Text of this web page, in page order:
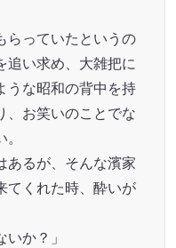
らっていたというの
追い求め、大雑把に
うな昭和の背中を持
、お笑いのことでな
あるが、そんな濱家
てくれた時、酔いが
いか？」